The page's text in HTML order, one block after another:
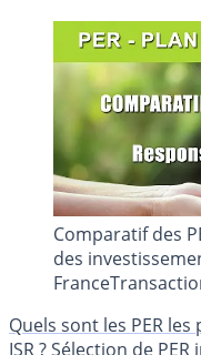
Comparatif des
des
Quels sont les PER
ISR ? Sélection de